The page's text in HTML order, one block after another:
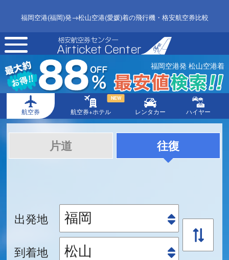
福岡空港(福岡)発→松山空港(愛媛)着の飛行機・格安航空券比較
toggle
navigation
福岡空港発 松山空港着
航空券 航空券+ホテル
NEW
レンタカー ハイヤー
片道 往復
出発地
到着地